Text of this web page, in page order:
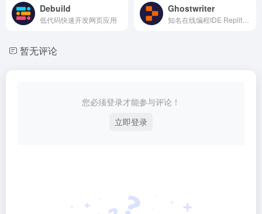
Debuild
低代码快速开发网页应用
Ghostwriter
暂无评论
您必须登录才能参与评论！
立即登录